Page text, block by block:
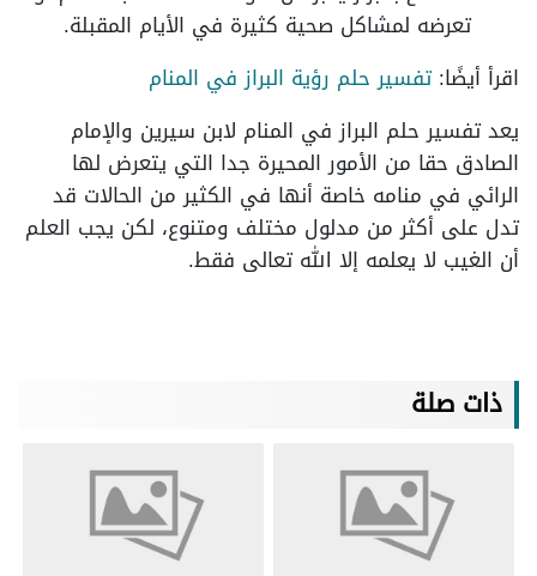
تعرضه لمشاكل صحية كثيرة في الأيام المقبلة.
اقرأ أيضًا:تفسير حلم رؤية البراز في المنام
يعد تفسير حلم البراز في المنام لابن سيرين والإمام
الصادق حقا من الأمور المحيرة جدا التي يتعرض لها
الرائي في منامه خاصة أنها في الكثير من الحالات قد
تدل على أكثر من مدلول مختلف ومتنوع، لكن يجب العلم
أن الغيب لا يعلمه إلا الله تعالى فقط.
ذات صلة